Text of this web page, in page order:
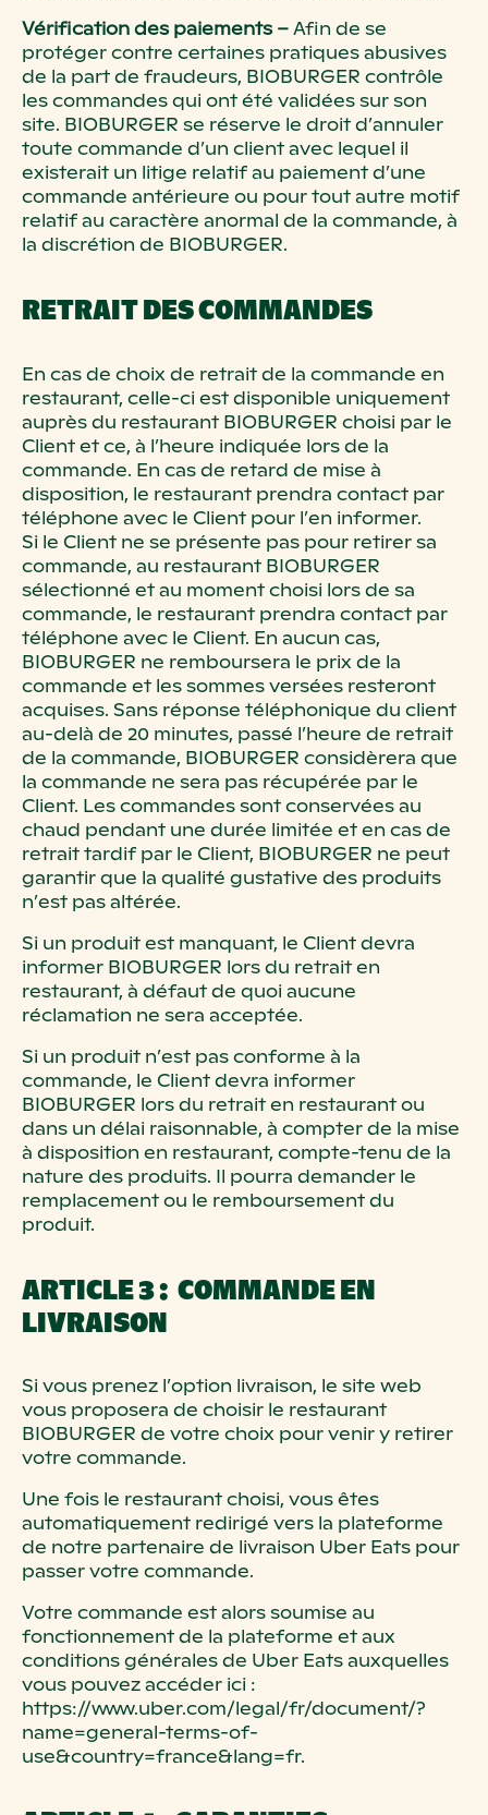
Vérification des paiements –Afin de se
protéger contre certaines pratiques abusives
de la part de fraudeurs, BIOBURGER contrôle
les commandes qui ont été validées sur son
site. BIOBURGER se réserve le droit d’annuler
toute commande d’un client avec lequel il
existerait un litige relatif au paiement d’une
commande antérieure ou pour tout autre motif
relatif au caractère anormal de la commande, à
la discrétion de BIOBURGER.
RETRAIT DES COMMANDES
En cas de choix de retrait de la commande en
restaurant, celle-ci est disponible uniquement
auprès du restaurant BIOBURGER choisi par le
Client et ce, à l’heure indiquée lors de la
commande. En cas de retard de mise à
disposition, le restaurant prendra contact par
téléphone avec le Client pour l’en informer.
Si le Client ne se présente pas pour retirer sa
commande, au restaurant BIOBURGER
sélectionné et au moment choisi lors de sa
commande, le restaurant prendra contact par
téléphone avec le Client. En aucun cas,
BIOBURGER ne remboursera le prix de la
commande et les sommes versées resteront
acquises. Sans réponse téléphonique du client
au-delà de 20 minutes, passé l’heure de retrait
de la commande, BIOBURGER considèrera que
la commande ne sera pas récupérée par le
Client. Les commandes sont conservées au
chaud pendant une durée limitée et en cas de
retrait tardif par le Client, BIOBURGER ne peut
garantir que la qualité gustative des produits
n’est pas altérée.
Si un produit est manquant, le Client devra
informer BIOBURGER lors du retrait en
restaurant, à défaut de quoi aucune
réclamation ne sera acceptée.
Si un produit n’est pas conforme à la
commande, le Client devra informer
BIOBURGER lors du retrait en restaurant ou
dans un délai raisonnable, à compter de la mise
à disposition en restaurant, compte-tenu de la
nature des produits. Il pourra demander le
remplacement ou le remboursement du
produit.
ARTICLE 3 : COMMANDE EN
LIVRAISON
Si vous prenez l’option livraison, le site web
vous proposera de choisir le restaurant
BIOBURGER de votre choix pour venir y retirer
votre commande.
Une fois le restaurant choisi, vous êtes
automatiquement redirigé vers la plateforme
de notre partenaire de livraison Uber Eats pour
passer votre commande.
Votre commande est alors soumise au
fonctionnement de la plateforme et aux
conditions générales de Uber Eats auxquelles
vous pouvez accéder ici :
https://www.uber.com/legal/fr/document/?
name=general-terms-of-
use&country=france&lang=fr.